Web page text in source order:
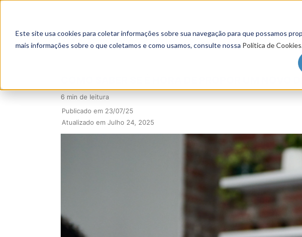
Este site usa cookies para coletar informações sobre sua navegação para que possamos
mais informações sobre o que coletamos e como usamos, consulte nossa Política de Cookies
6 min de leitura
Publicado em 23/07/25
Atualizado em Julho 24, 2025